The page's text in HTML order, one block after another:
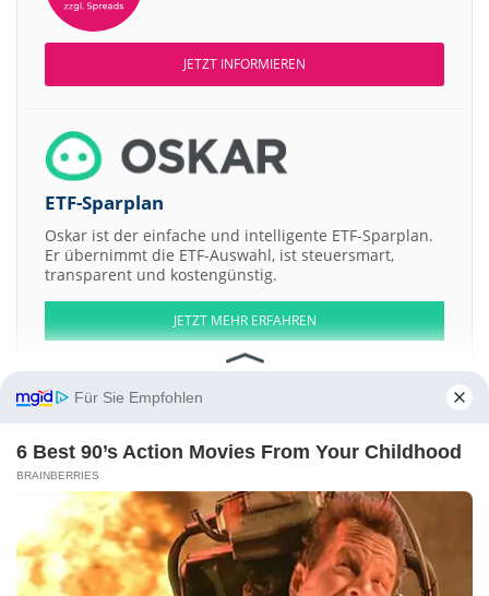
JETZT INFORMIEREN
ETF-Sparplan
Oskar ist der einfache und intelligente ETF-Sparplan.
Er übernimmt die ETF-Auswahl, ist steuersmart,
transparent und kostengünstig.
JETZT MEHR ERFAHREN
Aktien ATX DAX EuroStoxx 50 Dow Jones NASDAQ 100 Nikkei 225
Weitere Aktien:
BayFirst Financial Intellego Technologies AB Registered Shs
Pesticides POINT Biopharma Global Mercer Park Brand Acquisition
Kontakt
-Impressum- Werbung -Barrierefreiheit
Für Sie Empfohlen
6 Best 90’s Action Movies From Your Childhood
BRAINBERRIES